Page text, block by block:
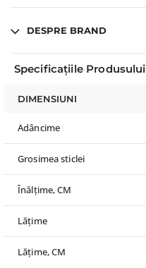
DESPRE BRAND
Specificațiile Produsului
DIMENSIUNI
Adâncime
Grosimea sticlei
Înălțime, CM
Lățime
Lățime, CM